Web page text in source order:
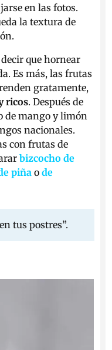
en las fotos.
la textura de
que hornear
Es más, las frutas
gratamente,
ricos. Después de
de mango y limón
nacionales.
con frutas de
bizcocho de
piña ode
tus postres”.